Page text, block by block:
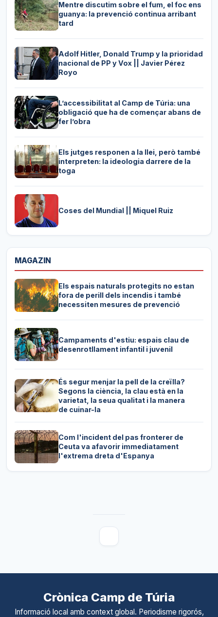
Mentre discutim sobre el fum, el foc ens
guanya: la prevenció continua arribant
tard
Adolf Hitler, Donald Trump y la prioridad
nacional de PP y Vox || Javier Pérez
Royo
L’accessibilitat al Camp de Túria: una
obligació que ha de començar abans de
fer l’obra
Els jutges responen a la llei, però també
interpreten: la ideologia darrere de la
toga
Coses del Mundial || Miquel Ruiz
MAGAZIN
Els espais naturals protegits no estan
fora de perill dels incendis i també
necessiten mesures de prevenció
Campaments d'estiu: espais clau de
desenrotllament infantil i juvenil
És segur menjar la pell de la creïlla?
Segons la ciència, la clau està en la
varietat, la seua qualitat i la manera
de cuinar-la
Com l'incident del pas fronterer de
Ceuta va afavorir immediatament
l'extrema dreta d'Espanya
Crònica Camp de Túria
Informació local amb context global. Periodisme rigorós,